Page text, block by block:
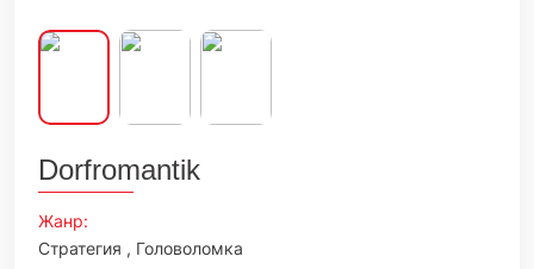
Dorfromantik
Жанр:
Стратегия , Головоломка